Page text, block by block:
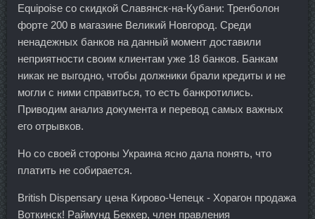
Equipoise со скидкой Славянск-на-Кубани: Тренболон
форте 200 в магазине Великий Новгород. Среди
ненадежных банков на данный момент доставили
неприятности своим клиентам уже 18 банков. Банкам
никак не выгодно, чтобы должники брали кредиты и не
могли с ними справиться, то есть банкротились.
Приводим анализ документа и перевод самых важных
его отрывков.
Но со своей стороны Украина ясно дала понять, что
платить не собирается.
British Dispensary цена Кирово-Чепецк - Хорагон продажа
Воткинск! Раймунд Беккер, член правления